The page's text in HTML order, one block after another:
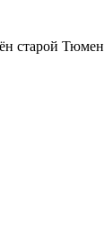
старой